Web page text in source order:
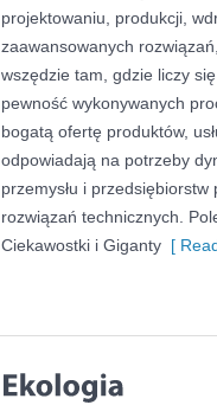
projektowaniu, produkcji,
zaawansowanych
wszędzie tam, gdzie liczy
pewność wykonywanych
bogatą ofertę produktów,
odpowiadają na potrzeby
przemysłu i
rozwiązań technicznych.
Ciekawostki i Giganty [